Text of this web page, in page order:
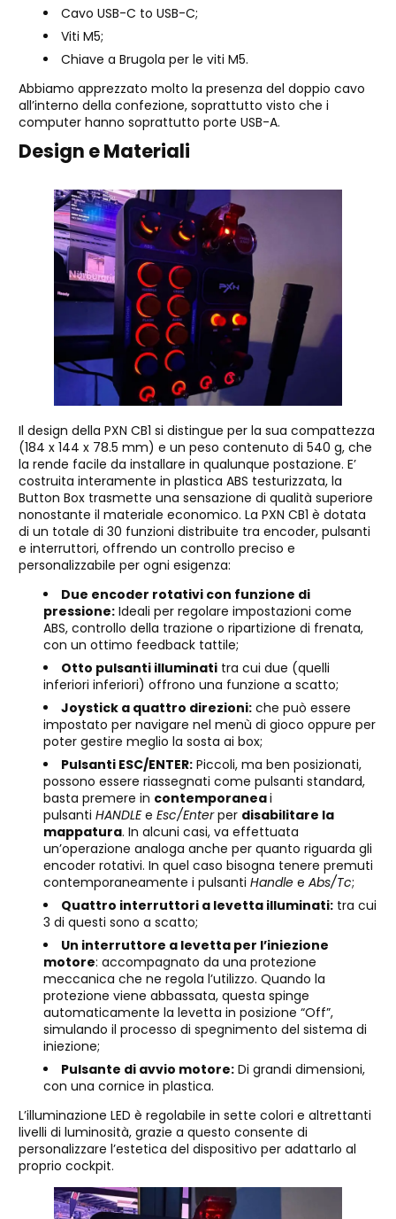
Cavo USB-C to USB-C;
Viti M5;
Chiave a Brugola per le viti M5.
Abbiamo apprezzato molto la presenza del doppio cavo
all’interno della confezione, soprattutto visto che i
computer hanno soprattutto porte USB-A.
Design e Materiali
Il design della PXN CB1 si distingue per la sua compattezza
(184 x 144 x 78.5 mm) e un peso contenuto di 540 g, che
la rende facile da installare in qualunque postazione. E’
costruita interamente in plastica ABS testurizzata, la
Button Box trasmette una sensazione di qualità superiore
nonostante il materiale economico. La PXN CB1 è dotata
di un totale di 30 funzioni distribuite tra encoder, pulsanti
e interruttori, offrendo un controllo preciso e
personalizzabile per ogni esigenza:
Due encoder rotativi con funzione di
pressione: Ideali per regolare impostazioni come
ABS, controllo della trazione o ripartizione di frenata,
con un ottimo feedback tattile;
Otto pulsanti illuminati tra cui due (quelli
inferiori inferiori) offrono una funzione a scatto;
Joystick a quattro direzioni: che può essere
impostato per navigare nel menù di gioco oppure per
poter gestire meglio la sosta ai box;
Pulsanti ESC/ENTER: Piccoli, ma ben posizionati,
possono essere riassegnati come pulsanti standard,
basta premere in contemporaneai
pulsanti HANDLE e Esc/Enter per disabilitare la
mappatura. In alcuni casi, va effettuata
un’operazione analoga anche per quanto riguarda gli
encoder rotativi. In quel caso bisogna tenere premuti
contemporaneamente i pulsanti Handle e Abs/Tc;
Quattro interruttori a levetta illuminati: tra cui
3 di questi sono a scatto;
Un interruttore a levetta per l’iniezione
motore: accompagnato da una protezione
meccanica che ne regola l’utilizzo. Quando la
protezione viene abbassata, questa spinge
automaticamente la levetta in posizione “Off”,
simulando il processo di spegnimento del sistema di
iniezione;
Pulsante di avvio motore: Di grandi dimensioni,
con una cornice in plastica.
L’illuminazione LED è regolabile in sette colori e altrettanti
livelli di luminosità, grazie a questo consente di
personalizzare l’estetica del dispositivo per adattarlo al
proprio cockpit.